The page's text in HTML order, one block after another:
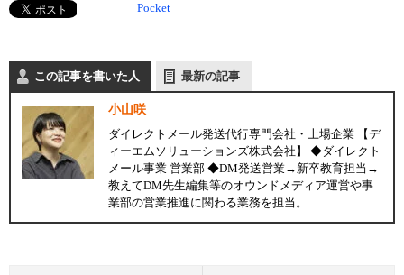
Pocket
この記事を書いた人 最新の記事
小山咲
ダイレクトメール発送代行専門会社・上場企業 【デ
ィーエムソリューションズ株式会社】 ◆ダイレクト
メール事業 営業部 ◆DM発送営業→新卒教育担当→
教えてDM先生編集等のオウンドメディア運営や事
業部の営業推進に関わる業務を担当。